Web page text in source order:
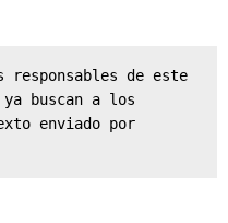
responsables de este
buscan a los
enviado por